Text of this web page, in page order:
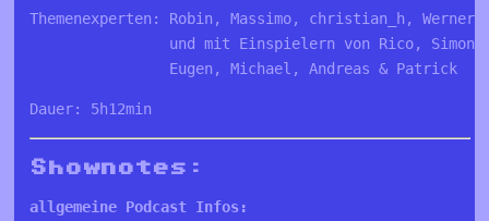
Themenexperten: Robin, Massimo, christian_h, Werner,
und mit Einspielern von Rico,
                Eugen, Michael, Andreas & Patrick
Dauer: 5h12min
Shownotes:
allgemeine Podcast Infos: